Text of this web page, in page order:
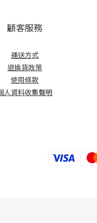
顧客服務
運送方式
退換貨政策
使用條款
人資料收集聲明